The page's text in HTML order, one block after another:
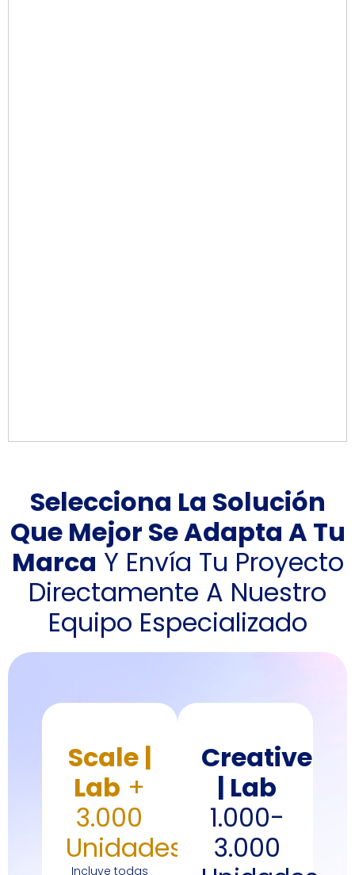
Selecciona La Solución
Que Mejor Se Adapta A Tu
Marca Y Envía Tu Proyecto
Directamente A Nuestro
Equipo Especializado
Scale |
Lab +
3.000
Unidades
Incluye todas
Creative
| Lab
1.000-
3.000